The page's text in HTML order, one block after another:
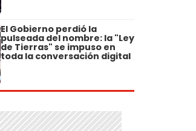
El Gobierno perdió la
pulseada del nombre: la "Ley
de Tierras" se impuso en
toda la conversación digital